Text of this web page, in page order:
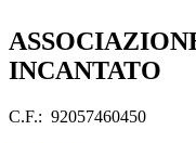
INCANTATO
C.F.: 92057460450